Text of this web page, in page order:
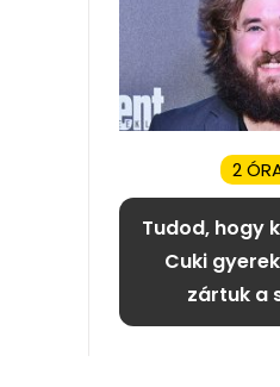
2
Tudod, hogy
Cuki
zártuk a